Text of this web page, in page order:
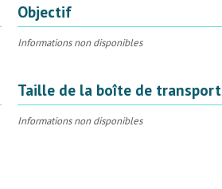
Objectif
Informations non disponibles
Taille de la boîte de transport
Informations non disponibles